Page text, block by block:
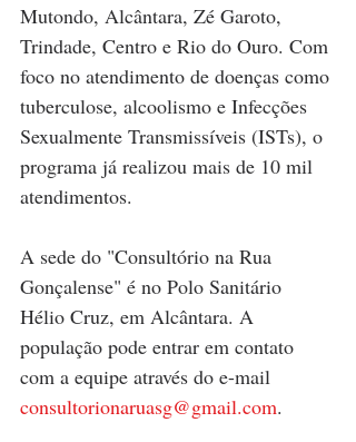
Mutondo, Alcântara, Zé Garoto,
Trindade, Centro e Rio do Ouro. Com
foco no atendimento de doenças como
tuberculose, alcoolismo e Infecções
Sexualmente Transmissíveis (ISTs), o
programa já realizou mais de 10 mil
atendimentos.
A sede do "Consultório na Rua
Gonçalense" é no Polo Sanitário
Hélio Cruz, em Alcântara. A
população pode entrar em contato
com a equipe através do e-mail
consultorionaruasg@gmail.com.